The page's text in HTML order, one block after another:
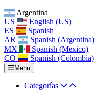
Argentina
US
English (US)
ES
Spanish
AR
Spanish (Argentina)
MX
Spanish (Mexico)
CO
Spanish (Colombia)
Menu
Categorías